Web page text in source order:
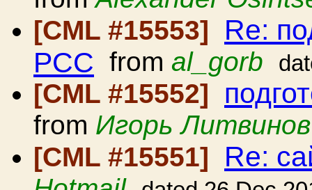
[CML #15553]
Re:
РСС from al_gorb
[CML #15552]
from Игорь Литвинов
[CML #15551]
Re: